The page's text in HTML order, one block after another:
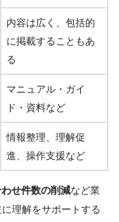
内容は広く、包括的
に掲載することもあ
る
マニュアル・ガイ
ド・資料など
情報整理、理解促
進、操作支援など
わせ件数の削減など業
理解をサポートする